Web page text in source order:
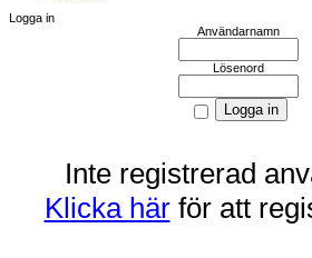
Logga in
Användarnamn
Lösenord
Inte registrerad
Klicka härför att